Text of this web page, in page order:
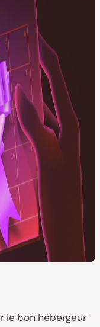
le bon hébergeur